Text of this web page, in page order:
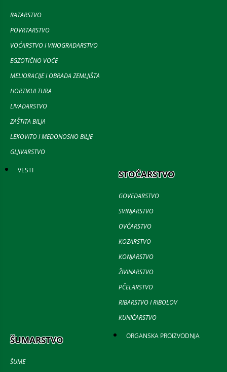
RATARSTVO
POVRTARSTVO
VOĆARSTVO I VINOGRADARSTVO
EGZOTIČNO VOĆE
MELIORACIJE I OBRADA ZEMLJIŠTA
HORTIKULTURA
LIVADARSTVO
ZAŠTITA BILJA
LEKOVITO I MEDONOSNO BILJE
GLJIVARSTVO
VESTI STOČARSTVO
GOVEDARSTVO
SVINJARSTVO
OVČARSTVO
KOZARSTVO
KONJARSTVO
ŽIVINARSTVO
PČELARSTVO
RIBARSTVO I RIBOLOV
KUNIĆARSTVO
ŠUMARSTVO
ŠUME
ORGANSKA PROIZVODNJA